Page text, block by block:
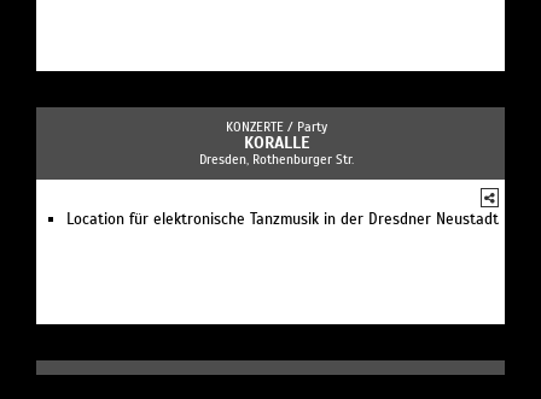
KONZERTE / Party
KORALLE
Dresden, Rothenburger Str.
Location für elektronische Tanzmusik in der Dresdner Neustadt
KONZERTE /Kulturveranstaltung